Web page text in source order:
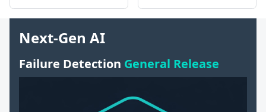
Next-Gen AI
Failure Detection General Release